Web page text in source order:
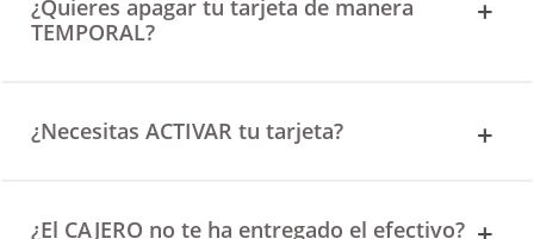
¿Quieres apagar tu tarjeta de manera
TEMPORAL?
¿Necesitas ACTIVAR tu tarjeta?
¿El CAJERO no te ha entregado el efectivo?